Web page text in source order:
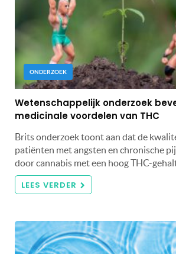
ONDERZOEK
Wetenschappelijk onderzoek
medicinale voordelen van THC
Brits onderzoek toont aan dat de
patiënten met angsten en chronische
door cannabis met een hoog THC-
LEES VERDER